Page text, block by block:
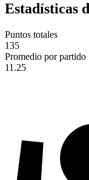
Estadísticas
Puntos totales
135
Promedio por partido
11.25